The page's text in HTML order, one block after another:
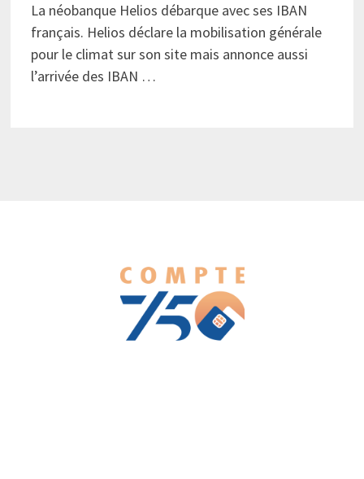
La néobanque Helios débarque avec ses IBAN
français. Helios déclare la mobilisation générale
pour le climat sur son site mais annonce aussi
l’arrivée des IBAN …